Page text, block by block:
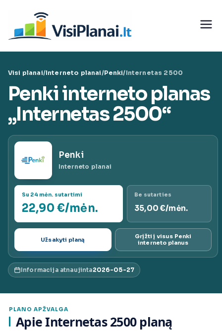
turinio
teleko
munika
cijų
paslaug
|
VisiPlan
ai.lt
Visi planai/Interneto planai/Penki/Internetas 2500
Penki interneto planas
„Internetas 2500“
Penki
Interneto planai
Su 24 mėn. sutartimi
22,90 €/mėn.
Be sutarties
35,00 €/mėn.
Užsakyti planą
Grįžti į visus Penki
interneto planus
Informacija atnaujinta2026-05-27
PLANO APŽVALGA
Apie Internetas 2500 planą